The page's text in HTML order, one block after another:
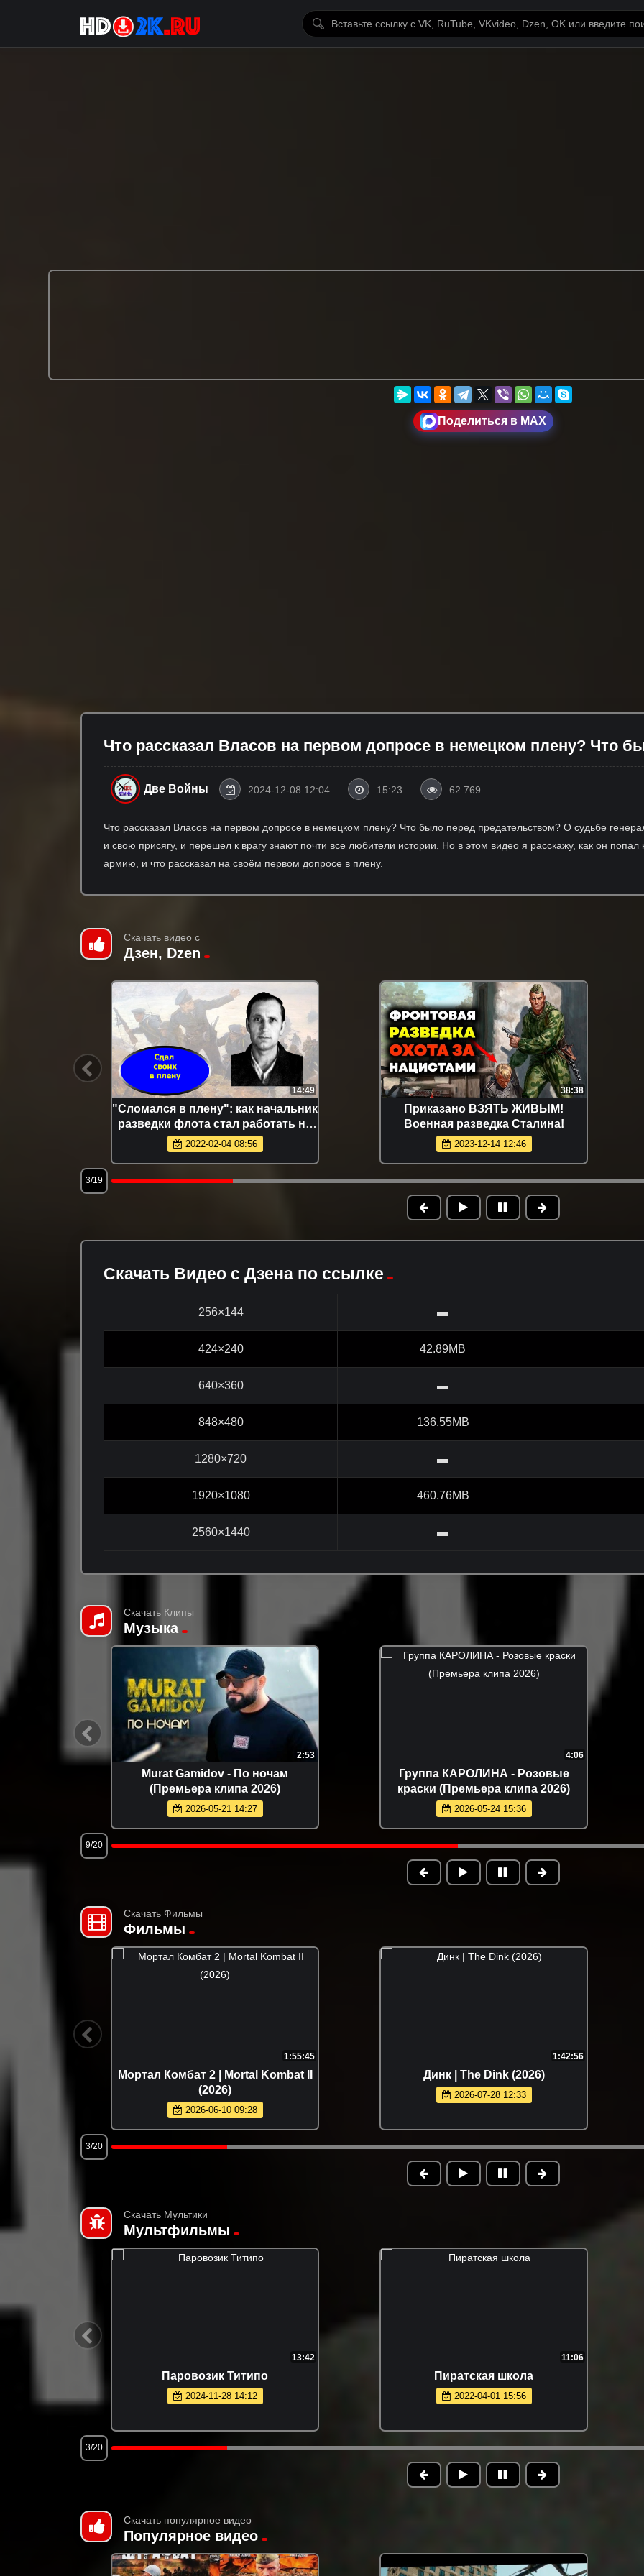
Поделиться в MAX
Что рассказал Власов на первом допросе в немецком плену? Что
Две Войны 2024-12-08 12:04 15:23 62 769
Что рассказал Власов на первом допросе в немецком плену? Что было перед предательством? О судьбе
и свою присягу, и перешел к врагу знают почти все любители истории. Но в этом видео я расскажу, как он
армию, и что рассказал на своём первом допросе в плену.
Скачать видео с
Дзен, Dzen
14:49
"Сломался в плену": как начальник
разведки флота стал работать на
Гитлера. Борис Ильинский
2022-02-04 08:56
38:38
Приказано ВЗЯТЬ ЖИВЫМ!
Военная разведка Сталина!
2023-12-14 12:46
3/19
Скачать Видео с Дзена по ссылке
256×144 ▬
424×240 42.89MB
640×360 ▬
848×480 136.55MB
1280×720 ▬
1920×1080 460.76MB
2560×1440 ▬
Скачать Клипы
Музыка
2:53
Murat Gamidov - По ночам
(Премьера клипа 2026)
2026-05-21 14:27
4:06
Группа КАРОЛИНА - Розовые
краски (Премьера клипа 2026)
2026-05-24 15:36
9/20
Скачать Фильмы
Фильмы
1:55:45
Мортал Комбат 2 | Mortal Kombat II
(2026)
2026-06-10 09:28
1:42:56
Динк | The Dink (2026)
2026-07-28 12:33
3/20
Скачать Мультики
Мультфильмы
13:42
Паровозик Титипо
2024-11-28 14:12
11:06
Пиратская школа
2022-04-01 15:56
3/20
Скачать популярное видео
Популярное видео